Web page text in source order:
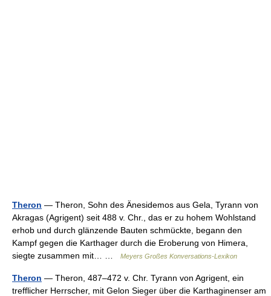
Theron — Theron, Sohn des Änesidemos aus Gela, Tyrann von
Akragas (Agrigent) seit 488 v. Chr., das er zu hohem Wohlstand
erhob und durch glänzende Bauten schmückte, begann den
Kampf gegen die Karthager durch die Eroberung von Himera,
siegte zusammen mit… …
Meyers Großes Konversations-Lexikon
Theron — Theron, 487–472 v. Chr. Tyrann von Agrigent, ein
trefflicher Herrscher, mit Gelon Sieger über die Karthaginenser am